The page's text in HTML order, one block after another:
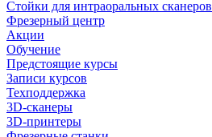
Стойки для интраоральных сканеров
Фрезерный центр
Акции
Обучение
Предстоящие курсы
Записи курсов
Техподдержка
3D-сканеры
3D-принтеры